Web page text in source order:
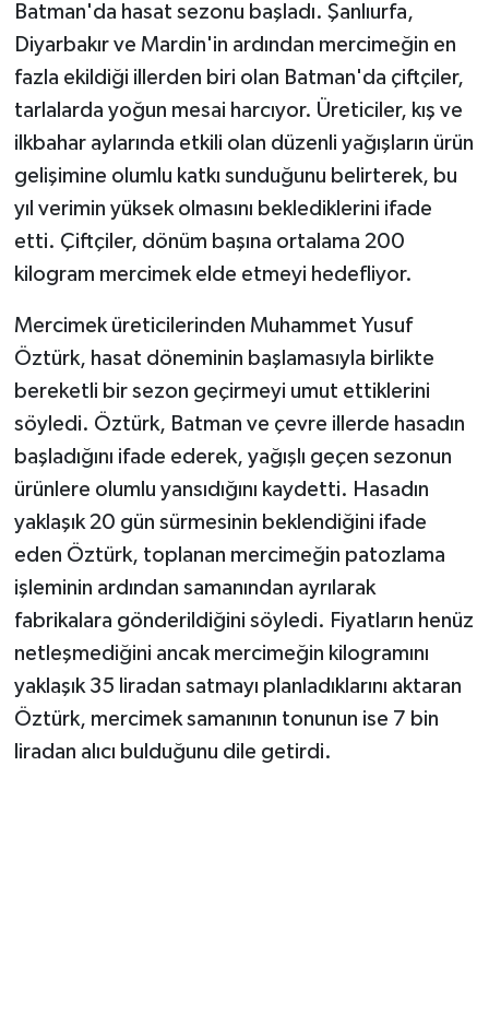
Batman'da hasat sezonu başladı. Şanlıurfa,
Diyarbakır ve Mardin'in ardından mercimeğin en
fazla ekildiği illerden biri olan Batman'da çiftçiler,
tarlalarda yoğun mesai harcıyor. Üreticiler, kış ve
ilkbahar aylarında etkili olan düzenli yağışların ürün
gelişimine olumlu katkı sunduğunu belirterek, bu
yıl verimin yüksek olmasını beklediklerini ifade
etti. Çiftçiler, dönüm başına ortalama 200
kilogram mercimek elde etmeyi hedefliyor.
Mercimek üreticilerinden Muhammet Yusuf
Öztürk, hasat döneminin başlamasıyla birlikte
bereketli bir sezon geçirmeyi umut ettiklerini
söyledi. Öztürk, Batman ve çevre illerde hasadın
başladığını ifade ederek, yağışlı geçen sezonun
ürünlere olumlu yansıdığını kaydetti. Hasadın
yaklaşık 20 gün sürmesinin beklendiğini ifade
eden Öztürk, toplanan mercimeğin patozlama
işleminin ardından samanından ayrılarak
fabrikalara gönderildiğini söyledi. Fiyatların henüz
netleşmediğini ancak mercimeğin kilogramını
yaklaşık 35 liradan satmayı planladıklarını aktaran
Öztürk, mercimek samanının tonunun ise 7 bin
liradan alıcı bulduğunu dile getirdi.